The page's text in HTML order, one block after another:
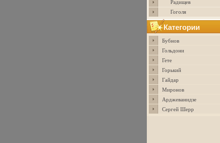
Радищев
Гоголя
Категории
Бубнов
Гольдони
Гете
Горький
Гайдар
Миронов
Арджеванидзе
Сергей Шерр